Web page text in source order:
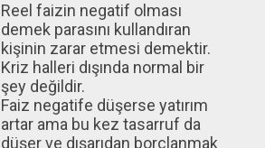
Reel faizin negatif olması
demek parasını kullandıran
kişinin zarar etmesi demektir.
Kriz halleri dışında normal bir
şey değildir.
Faiz negatife düşerse yatırım
artar ama bu kez tasarruf da
düşer ve dışarıdan borçlanmak